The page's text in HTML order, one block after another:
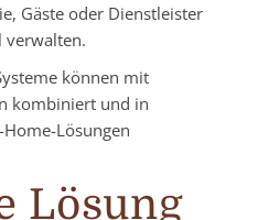
Gäste oder Dienstleister
verwalten.
können mit
kombiniert und in
Lösungen
Lösung